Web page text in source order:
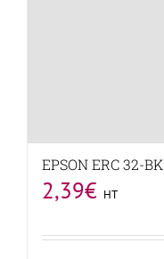
EPSON ERC 32-BK
2,39€ HT